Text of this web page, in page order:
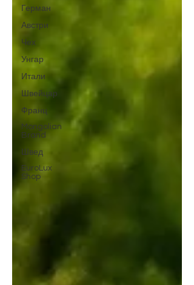
Герман
Австри
Чех
Унгар
Итали
Швейцар
Франц
Mongolian
Brand
Швед
EuroLux
Shop